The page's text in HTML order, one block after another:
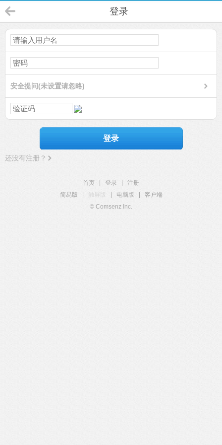
登录
安全提问(未设置请忽略)
登录
还没有注册？
首页 登录
注册
简易版
触屏版 电脑版
客户端
© Comsenz Inc.